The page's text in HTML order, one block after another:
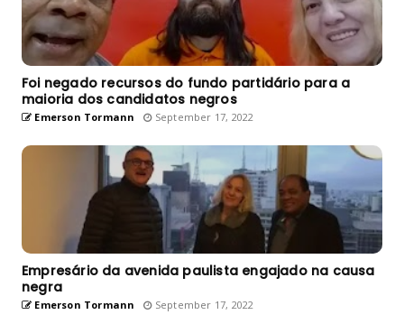
Foi negado recursos do fundo partidário para a
maioria dos candidatos negros
Emerson Tormann September 17, 2022
Empresário da avenida paulista engajado na causa
negra
Emerson Tormann September 17, 2022